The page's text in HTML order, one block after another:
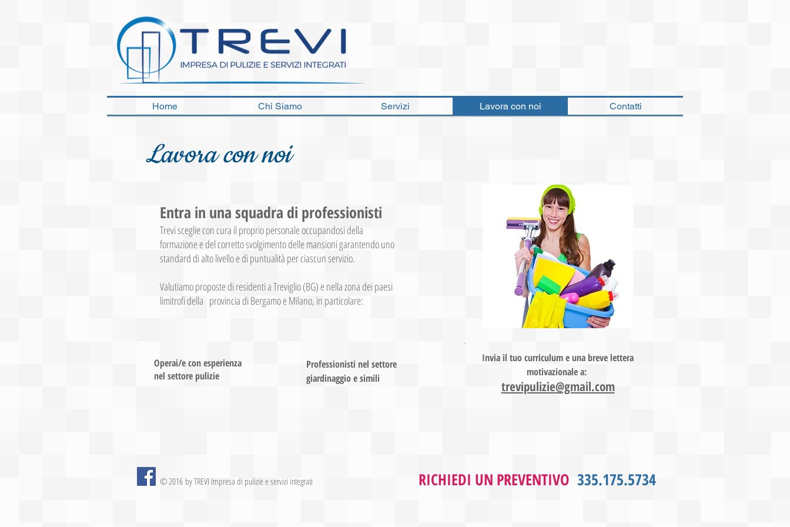
Home Chi Siamo Servizi Lavora con noi Contatti
Lavora con noi
Entra in una squadra di professionisti
Trevi sceglie con cura il proprio personale occupandosi della
formazione e del corretto svolgimento delle mansioni garantendo uno
standard di alto livello e di puntualità per ciascun servizio.
Valutiamo proposte di residenti a Treviglio (BG) e nella zona dei paesi
limitrofi della provincia di Bergamo e Milano, in particolare:
Operai/e con esperienza
nel settore pulizie
Professionisti nel settore
giardinaggio e simili
Invia il tuo curriculum e una breve lettera
motivazionale a:
trevipulizie@gmail.com
RICHIEDI UN PREVENTIVO 335.175.5734
© 2016 by TREVI Impresa di pulizie e servizi integrati